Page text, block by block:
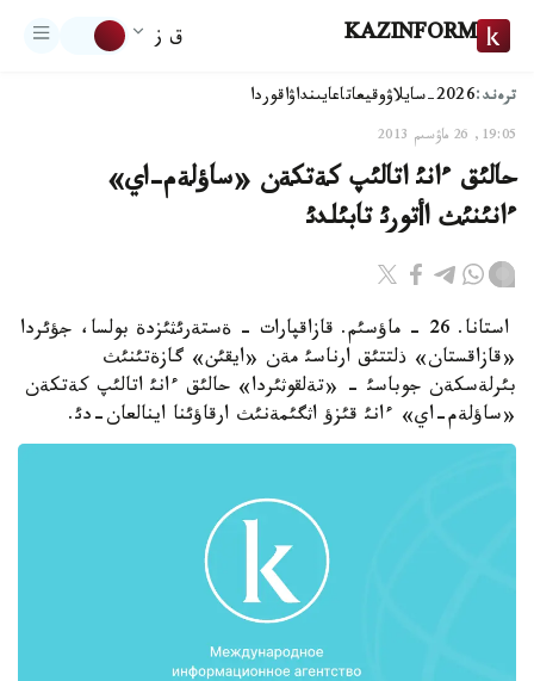
KAZINFORM ق ز
ترەند:2026-سايلاۋ وقيعاتاعايىنداۋاقوردا
19:05, 26 ماۋسىم 2013
حالئق ءانئ اتالئپ كةتكةن «ساؤلةم-اي»
ءانئنئث اأتورئ تابئلدئ
استانا. 26 - ماؤسئم. قازاقپارات - ةستةرئثئزدة بولسا، جؤئردا
«قازاقستان» ذلتتئق ارناسئ مةن «ايقئن» گازةتئنئث
بئرلةسكةن جوباسئ - «تةلقوثئردا» حالئق ءانئ اتالئپ كةتكةن
«ساؤلةم-اي» ءانئ قئزؤ اثگئمةنئث ارقاؤئنا اينالعان-دئ.